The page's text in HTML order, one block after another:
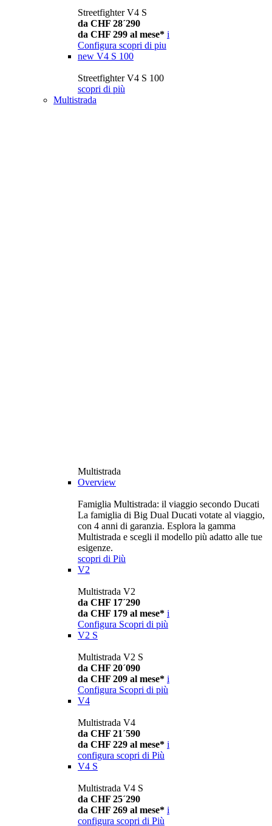
Streetfighter V4 S
da CHF 28´290
da CHF 299 al mese* i
Configura scopri di piu
new V4 S 100
Streetfighter V4 S 100
scopri di più
Multistrada
Multistrada
Overview
Famiglia Multistrada: il viaggio secondo Ducati
La famiglia di Big Dual Ducati votate al viaggio,
con 4 anni di garanzia. Esplora la gamma
Multistrada e scegli il modello più adatto alle tue
esigenze.
scopri di Più
V2
Multistrada V2
da CHF 17´290
da CHF 179 al mese* i
Configura Scopri di più
V2 S
Multistrada V2 S
da CHF 20´090
da CHF 209 al mese* i
Configura Scopri di più
V4
Multistrada V4
da CHF 21´590
da CHF 229 al mese* i
configura scopri di Più
V4 S
Multistrada V4 S
da CHF 25´290
da CHF 269 al mese* i
configura scopri di Più